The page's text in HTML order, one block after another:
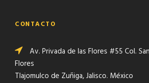
CONTACTO
Av. Privada de las Flores #55 Col.
Flores
Tlajomulco de Zuñiga, Jalisco. México